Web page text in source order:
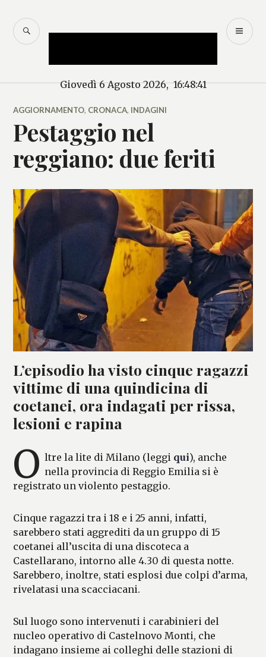
contenuto
Giovedì 6 Agosto 2026, 16:48:42
Mercurio – Il "dio"
CERCA
AGGIORNAMENTO, CRONACA, INDAGINI
Pestaggio nel
reggiano: due feriti
L’episodio ha visto cinque ragazzi
vittime di una quindicina di
coetanei, ora indagati per rissa,
lesioni e rapina
O ltre la lite di Milano (leggi qui), anche
nella provincia di Reggio Emilia si è
registrato un violento pestaggio.
Cinque ragazzi tra i 18 e i 25 anni, infatti,
sarebbero stati aggrediti da un gruppo di 15
coetanei all’uscita di una discoteca a
Castellarano, intorno alle 4.30 di questa notte.
Sarebbero, inoltre, stati esplosi due colpi d’arma,
rivelatasi una scacciacani.
Sul luogo sono intervenuti i carabinieri del
nucleo operativo di Castelnovo Monti, che
indagano insieme ai colleghi delle stazioni di